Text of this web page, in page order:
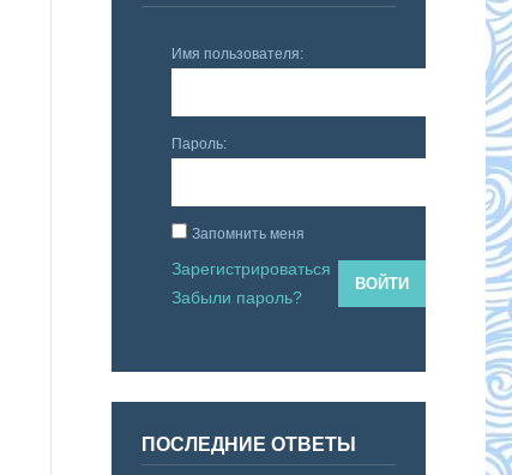
Имя пользователя:
Пароль:
Запомнить меня
ВОЙТИ
Зарегистрироваться
Забыли пароль?
ПОСЛЕДНИЕ ОТВЕТЫ